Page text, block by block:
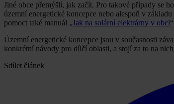
Jiné obce přemýšlí, jak začít. Pro takové případy se
územní energetické koncepce nebo alespoň v
pomoct také manuál „Jak na solární elektrárny v obci
Územní energetické koncepce jsou v současnosti
konkrétní návody pro dílčí oblasti, a stojí za to na
Sdílet článek